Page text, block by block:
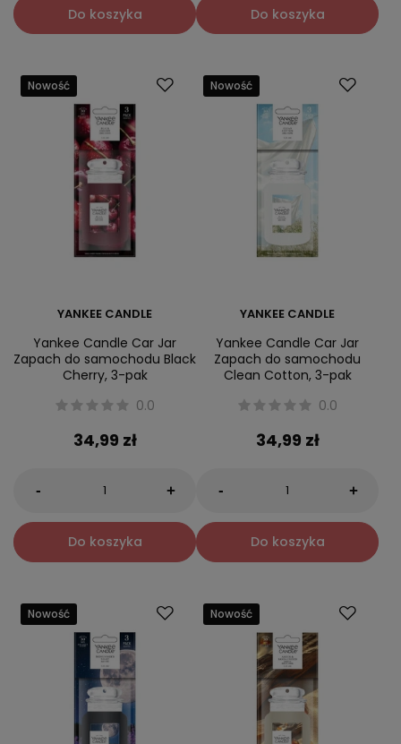
Do koszyka Do koszyka
Nowość
YANKEE CANDLE
Yankee Candle Car Jar
Zapach do samochodu Black
Cherry, 3-pak
0.0
34,99 zł
- +
Do koszyka
Nowość
YANKEE CANDLE
Yankee Candle Car Jar
Zapach do samochodu
Clean Cotton, 3-pak
0.0
34,99 zł
- +
Do koszyka
Nowość Nowość